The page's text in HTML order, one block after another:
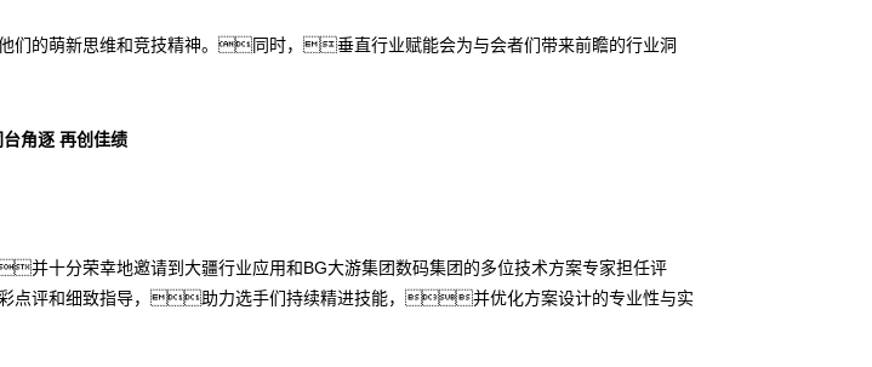
的萌新思维和竞技精神。同时，垂直行业赋能会为与会者们带来前瞻的行业洞
台角逐 再创佳绩
并十分荣幸地邀请到大疆行业应用和BG大游集团数码集团的多位技术方案专家担任评
评和细致指导，助力选手们持续精进技能，并优化方案设计的专业性与实